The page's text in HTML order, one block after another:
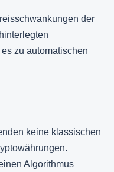
der
zu automatischen
keine klassischen
Algorithmus